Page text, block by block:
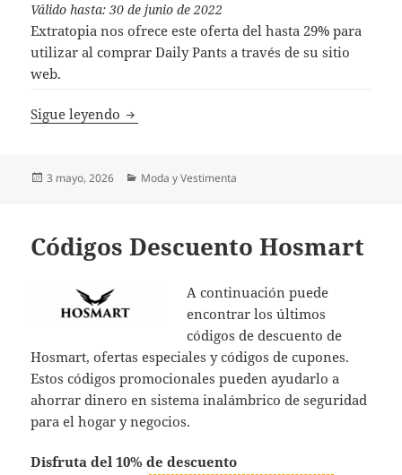
Válido hasta: 30 de junio de 2022
Extratopia nos ofrece este oferta del hasta 29% para
utilizar al comprar Daily Pants a través de su sitio
web.
Sigue leyendo Códigos Descuento Extratopia
Publicado
3 mayo, 2026 Categorías
Moda y Vestimenta
Códigos Descuento Hosmart
A continuación puede
encontrar los últimos
códigos de descuento de
Hosmart, ofertas especiales y códigos de cupones.
Estos códigos promocionales pueden ayudarlo a
ahorrar dinero en sistema inalámbrico de seguridad
para el hogar y negocios.
Disfruta del 10% de descuento